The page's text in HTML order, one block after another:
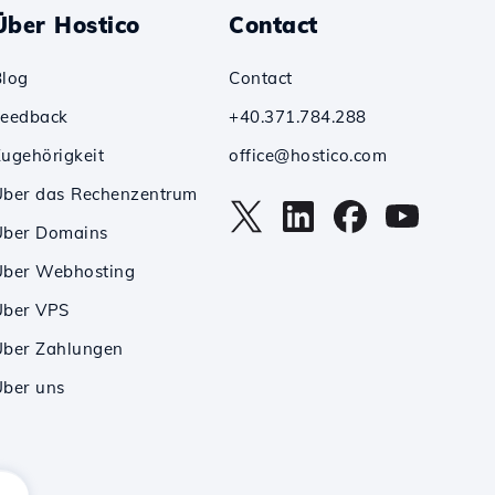
Hostico
das Rechenzentrum
Domains
Webhosting
VPS
Zahlungen
uns
Contact
Contact
+40.371.784.288
office@hostico.com